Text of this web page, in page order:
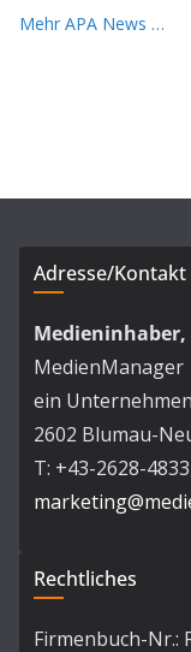
Mehr APA News …
Adresse/Kontakt
Medieninhaber,
MedienManager
ein
2602 Blumau-
T: +43-2628-
Rechtliches
Firmenbuch-Nr.: